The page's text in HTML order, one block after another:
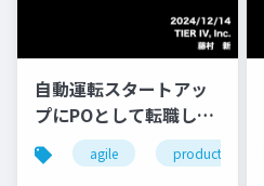
自動運転スタートアッ
プにPOとして転職して
やったこと、わかった
こと、次にやること
agile product owner